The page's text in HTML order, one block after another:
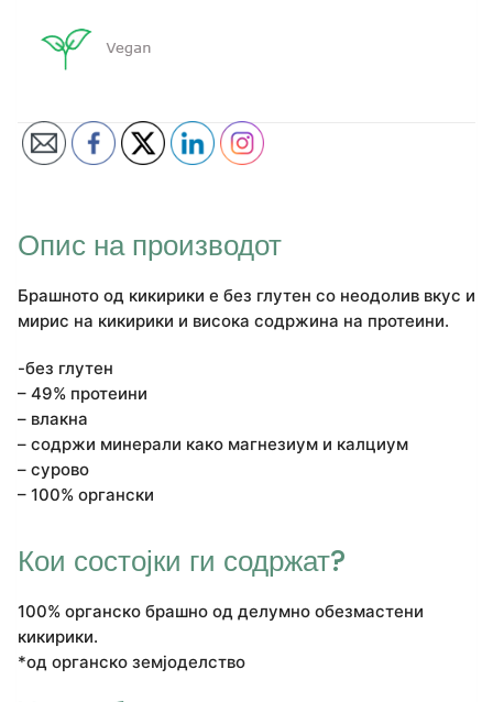
Опис на производот
Брашното од кикирики е без глутен со неодолив вкус и
мирис на кикирики и висока содржина на протеини.
-без глутен
– 49% протеини
– влакна
– содржи минерали како магнезиум и калциум
– сурово
– 100% органски
Кои состојки ги содржат?
100% органско брашно од делумно обезмастени
кикирики.
*од органско земјоделство